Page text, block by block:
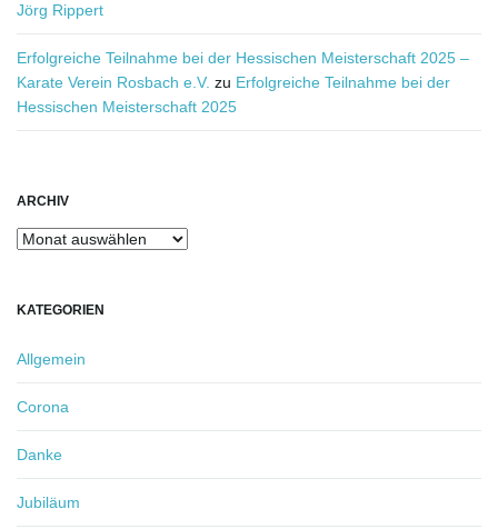
Jörg Rippert
Erfolgreiche Teilnahme bei der Hessischen Meisterschaft 2025 –
Karate Verein Rosbach e.V. zu Erfolgreiche Teilnahme bei der
Hessischen Meisterschaft 2025
ARCHIV
Archiv
KATEGORIEN
Allgemein
Corona
Danke
Jubiläum